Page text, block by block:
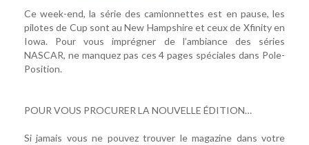
Ce week-end, la série des camionnettes est en pause, les
pilotes de Cup sont au New Hampshire et ceux de Xfinity en
Iowa. Pour vous imprégner de l’ambiance des séries
NASCAR, ne manquez pas ces 4 pages spéciales dans Pole-
Position.
POUR VOUS PROCURER LA NOUVELLE ÉDITION…
Si jamais vous ne pouvez trouver le magazine dans votre